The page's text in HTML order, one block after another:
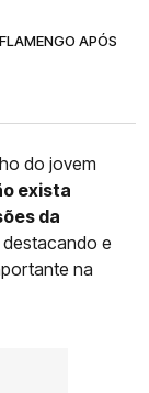
APÓS
do jovem
exista
da
e
na